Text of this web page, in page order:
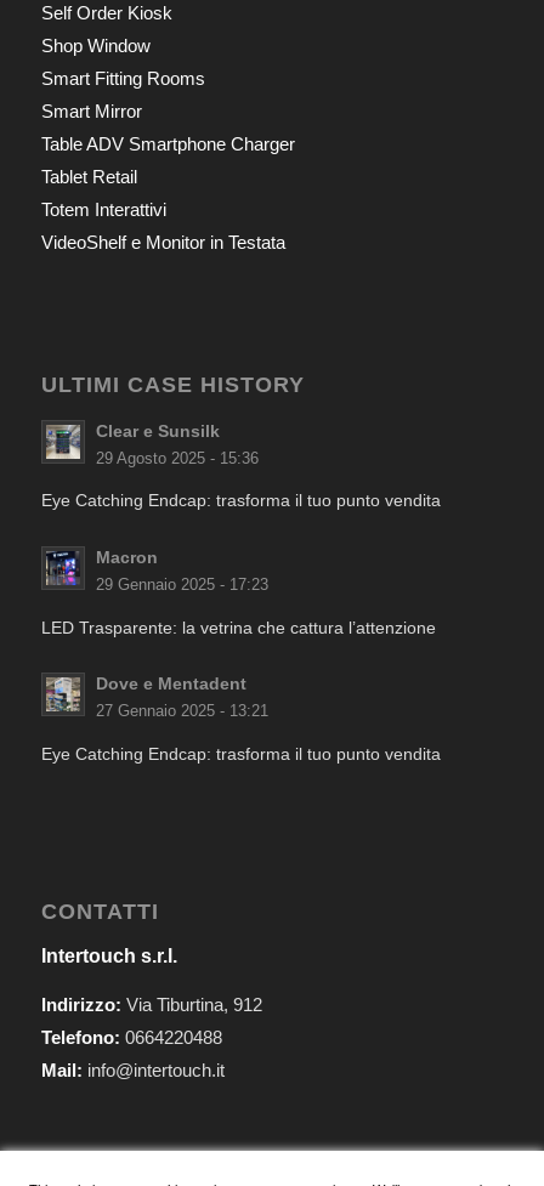
Self Order Kiosk
Shop Window
Smart Fitting Rooms
Smart Mirror
Table ADV Smartphone Charger
Tablet Retail
Totem Interattivi
VideoShelf e Monitor in Testata
ULTIMI CASE HISTORY
Clear e Sunsilk
29 Agosto 2025 - 15:36
Eye Catching Endcap: trasforma il tuo punto vendita
Macron
29 Gennaio 2025 - 17:23
LED Trasparente: la vetrina che cattura l’attenzione
Dove e Mentadent
27 Gennaio 2025 - 13:21
Eye Catching Endcap: trasforma il tuo punto vendita
CONTATTI
Intertouch s.r.l.
Indirizzo: Via Tiburtina, 912
Telefono: 0664220488
Mail: info@intertouch.it